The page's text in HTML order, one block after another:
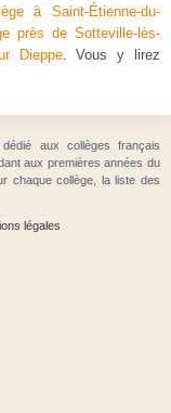
à Saint-Étienne-du-
près de Sotteville-lès-
Dieppe. Vous y lirez
aux collèges français
aux premières années du
chaque collège, la liste des
légales